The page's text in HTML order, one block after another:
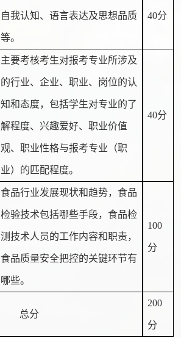
自我认知、语言表达及思想品质
等。
40分
主要考核考生对报考专业所涉及
的行业、企业、职业、岗位的认
知和态度，包括学生对专业的了
解程度、兴趣爱好、职业价值
观、职业性格与报考专业（职
业）的匹配程度。
40分
食品行业发展现状和趋势，食品
检验技术包括哪些手段，食品检
测技术人员的工作内容和职责，
食品质量安全把控的关键环节有
哪些。
100
分
总分
200
分